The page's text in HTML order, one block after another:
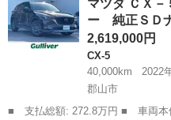
４ＷＤ 純正ナビ フルセグＴＶ
続 バックカメ...
マツダ ＣＸ
ー 純正ＳＤ
2,619,000円
CX-5
40,000km
2022
郡山市
■ 支払総額: 272.8万円 ■ 車両本体価格： 2,619,000 円 ■ メーカ